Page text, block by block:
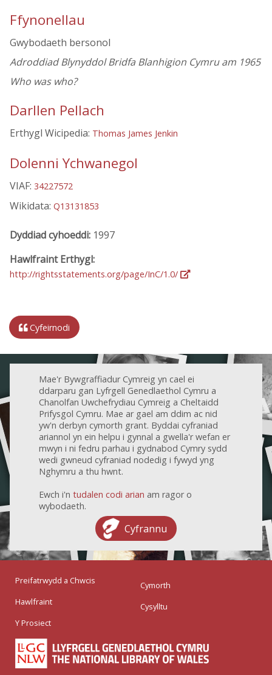
Ffynonellau
Gwybodaeth bersonol
Adroddiad Blynyddol Bridfa Blanhigion Cymru am 1965
Who was who?
Darllen Pellach
Erthygl Wicipedia: Thomas James Jenkin
Dolenni Ychwanegol
VIAF: 34227572
Wikidata: Q13131853
Dyddiad cyhoeddi: 1997
Hawlfraint Erthygl:
http://rightsstatements.org/page/InC/1.0/
Cyfeirnodi
Mae'r Bywgraffiadur Cymreig yn cael ei
ddarparu gan Lyfrgell Genedlaethol Cymru a
Chanolfan Uwchefrydiau Cymreig a Cheltaidd
Prifysgol Cymru. Mae ar gael am ddim ac nid
yw'n derbyn cymorth grant. Byddai cyfraniad
ariannol yn ein helpu i gynnal a gwella'r wefan er
mwyn i ni fedru parhau i gydnabod Cymry sydd
wedi gwneud cyfraniad nodedig i fywyd yng
Nghymru a thu hwnt.
Ewch i'n tudalen codi arian am ragor o
wybodaeth.
Cyfrannu
Preifatrwydd a Chwcis
Hawlfraint
Y Prosiect
Cymorth
Cysylltu